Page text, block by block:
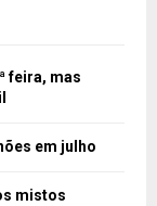
feira, mas
em julho
mistos